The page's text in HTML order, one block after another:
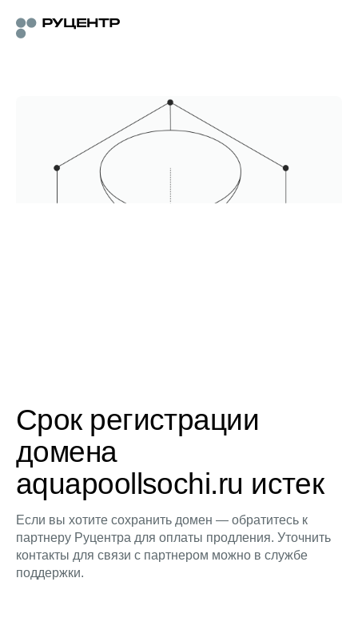
Срок регистрации
домена
aquapoollsochi.ru истек
Если вы хотите сохранить домен — обратитесь к
партнеру Руцентра для оплаты продления. Уточнить
контакты для связи с партнером можно в службе
поддержки.